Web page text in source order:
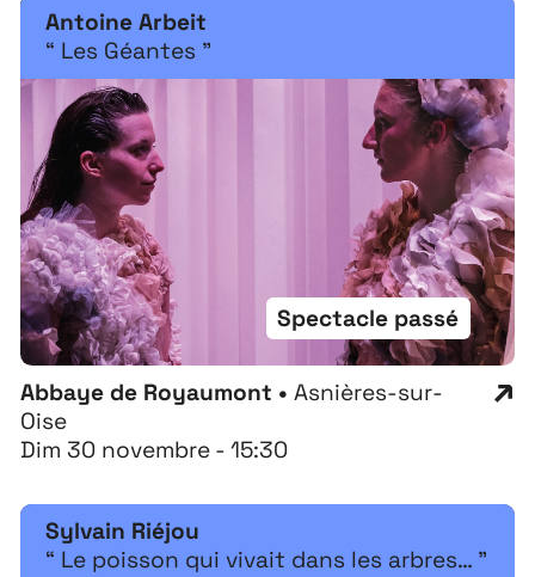
Recrutement
Abbaye de Royaumont •Asnières-sur-
Oise
Dim 30 novembre - 15:30
Spectacle passé
Antoine Arbeit
“ Les Géantes ”
Sylvain Riéjou
“ Le poisson qui vivait dans les arbres… ”